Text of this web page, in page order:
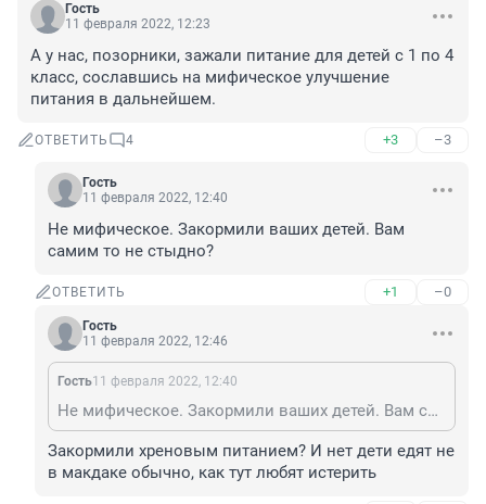
Гость
11 февраля 2022, 12:23
А у нас, позорники, зажали питание для детей с 1 по 4
класс, сославшись на мифическое улучшение
питания в дальнейшем.
ОТВЕТИТЬ 4 +3 –3
Гость
11 февраля 2022, 12:40
Не мифическое. Закормили ваших детей. Вам
самим то не стыдно?
ОТВЕТИТЬ +1 –0
Гость
11 февраля 2022, 12:46
Гость11 февраля 2022, 12:40
Не мифическое. Закормили ваших детей. Вам самим то не стыдно?
Закормили хреновым питанием? И нет дети едят не
в макдаке обычно, как тут любят истерить